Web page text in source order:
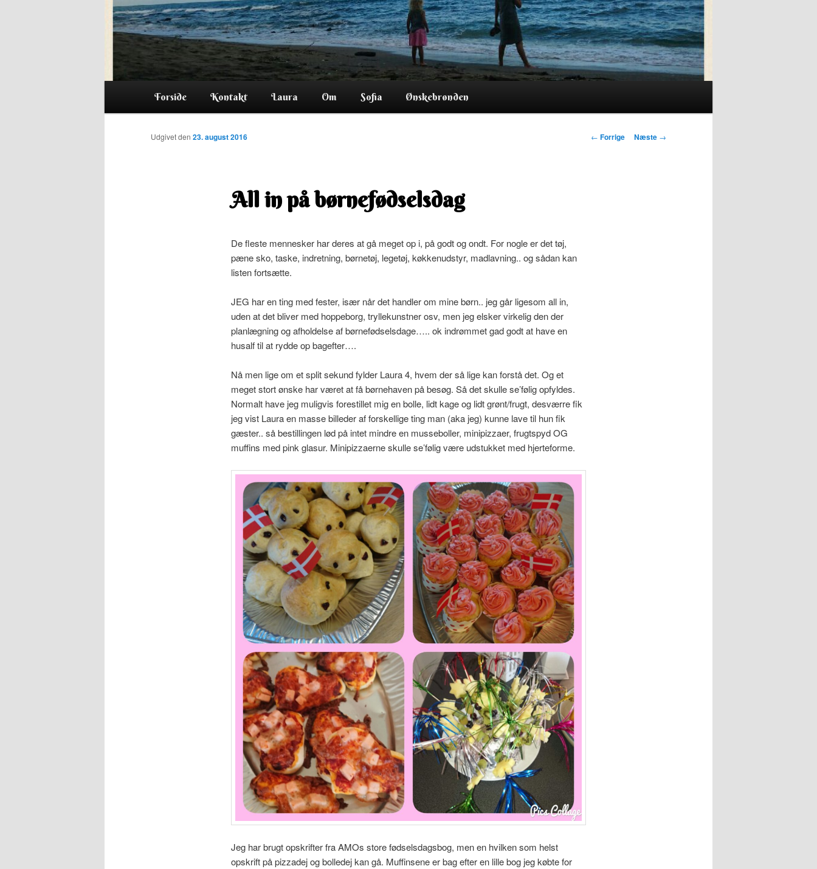
Forside Kontakt Laura Om Sofia Ønskebrønden
Indlægsnavigation
← Forrige Næste →
All in på børnefødselsdag
Udgivet den 23. august 2016
De fleste mennesker har deres at gå meget op i, på godt og ondt. For nogle er det tøj,
pæne sko, taske, indretning, børnetøj, legetøj, køkkenudstyr, madlavning.. og sådan kan
listen fortsætte.
JEG har en ting med fester, især når det handler om mine børn.. jeg går ligesom all in,
uden at det bliver med hoppeborg, tryllekunstner osv, men jeg elsker virkelig den der
planlægning og afholdelse af børnefødselsdage….. ok indrømmet gad godt at have en
husalf til at rydde op bagefter….
Nå men lige om et split sekund fylder Laura 4, hvem der så lige kan forstå det. Og et
meget stort ønske har været at få børnehaven på besøg. Så det skulle se’følig opfyldes.
Normalt have jeg muligvis forestillet mig en bolle, lidt kage og lidt grønt/frugt, desværre fik
jeg vist Laura en masse billeder af forskellige ting man (aka jeg) kunne lave til hun fik
gæster.. så bestillingen lød på intet mindre en musseboller, minipizzaer, frugtspyd OG
muffins med pink glasur. Minipizzaerne skulle se’følig være udstukket med hjerteforme.
Jeg har brugt opskrifter fra AMOs store fødselsdagsbog, men en hvilken som helst
opskrift på pizzadej og bolledej kan gå. Muffinsene er bag efter en lille bog jeg købte for